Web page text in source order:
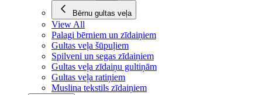
Bērnu gultas veļa
View All
Palagi bērniem un zīdaiņiem
Gultas veļa šūpuļiem
Spilveni un segas zīdaiņiem
Gultas veļa zīdaiņu gultiņām
Gultas veļa ratiņiem
Muslina tekstils zīdaiņiem